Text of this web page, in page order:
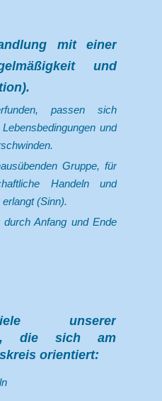
mit einer
und
passen sich
und
Gruppe, für
Handeln und
(Sinn).
Anfang und Ende
unserer
die sich am
orientiert: